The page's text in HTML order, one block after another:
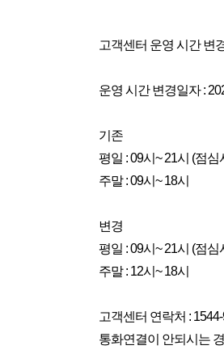
고객센터 운영 시간 변
운영 시간 변경일자 :
기존
평일 : 09시~ 21시 (점심
주말 : 09시~ 18시
변경
평일 : 09시~ 21시 (점심
주말 : 12시~ 18시
고객센터 연락처 :
통화연결이 안되시는